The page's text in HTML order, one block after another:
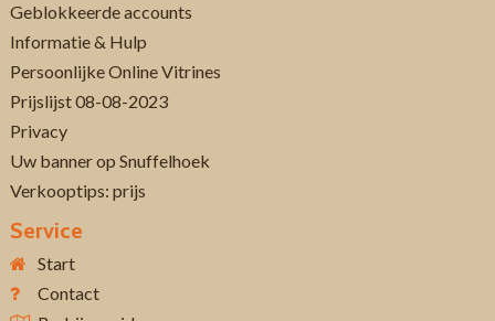
Geblokkeerde accounts
Informatie & Hulp
Persoonlijke Online Vitrines
Prijslijst 08-08-2023
Privacy
Uw banner op Snuffelhoek
Verkooptips: prijs
Service
Start
Contact